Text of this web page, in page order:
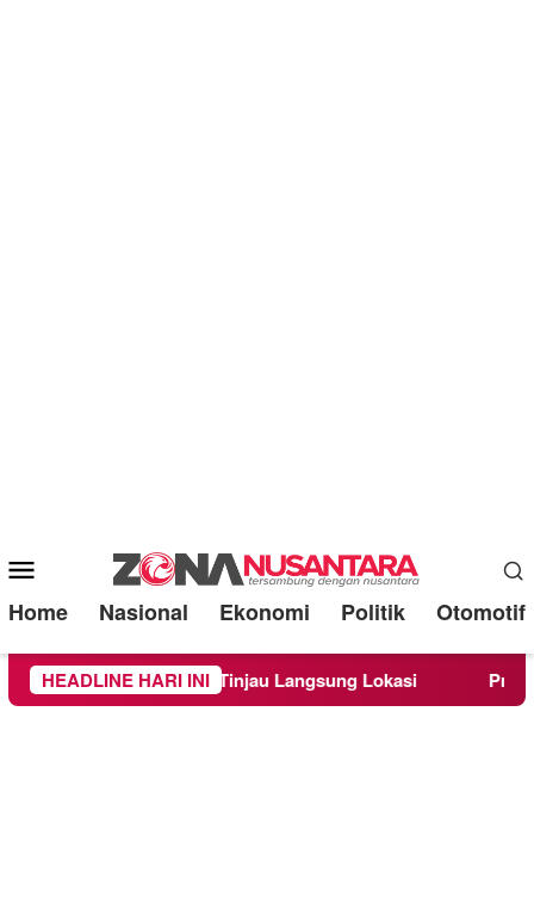
Mobile
Menu
Home Nasional Ekonomi Politik Otomotif
HEADLINE HARI INI
Kepala BNPB Tinjau Langsung Lokasi Proyek Irigasi